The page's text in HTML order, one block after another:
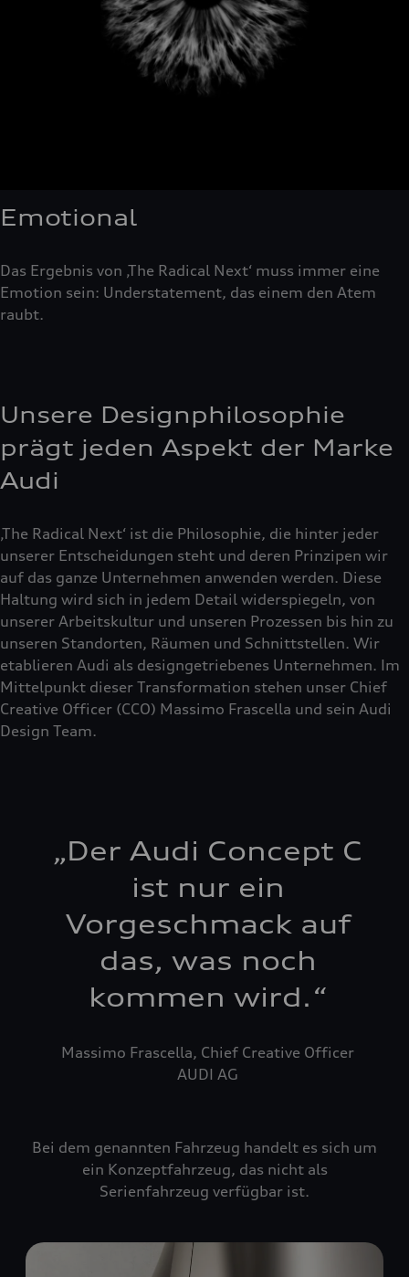
Emotional
Das Ergebnis von ‚The Radical Next‘ muss immer eine
Emotion sein: Understatement, das einem den Atem
raubt.
Unsere Designphilosophie
prägt jeden Aspekt der Marke
Audi
‚The Radical Next‘ ist die Philosophie, die hinter jeder
unserer Entscheidungen steht und deren Prinzipen wir
auf das ganze Unternehmen anwenden werden. Diese
Haltung wird sich in jedem Detail widerspiegeln, von
unserer Arbeitskultur und unseren Prozessen bis hin zu
unseren Standorten, Räumen und Schnittstellen. Wir
etablieren Audi als designgetriebenes Unternehmen. Im
Mittelpunkt dieser Transformation stehen unser Chief
Creative Officer (CCO) Massimo Frascella und sein Audi
Design Team.
„Der Audi Concept C
ist nur ein
Vorgeschmack auf
das, was noch
kommen wird. “
Massimo Frascella, Chief Creative Officer
AUDI AG
Bei dem genannten Fahrzeug handelt es sich um
ein Konzeptfahrzeug, das nicht als
Serienfahrzeug verfügbar ist.